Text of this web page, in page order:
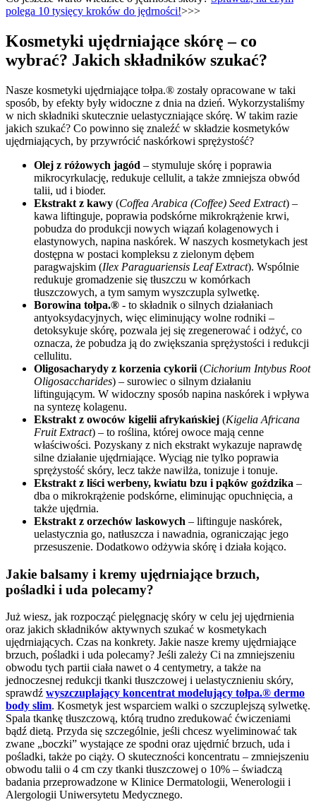
polega 10 tysięcy kroków do jędrności!>>>
Kosmetyki ujędrniające skórę – co
wybrać? Jakich składników szukać?
Nasze kosmetyki ujędrniające tołpa.® zostały opracowane w taki
sposób, by efekty były widoczne z dnia na dzień. Wykorzystaliśmy
w nich składniki skutecznie uelastyczniające skórę. W takim razie
jakich szukać? Co powinno się znaleźć w składzie kosmetyków
ujędrniających, by przywrócić naskórkowi sprężystość?
Olej z różowych jagód – stymuluje skórę i poprawia
mikrocyrkulację, redukuje cellulit, a także zmniejsza obwód
talii, ud i bioder.
Ekstrakt z kawy (Coffea Arabica (Coffee) Seed Extract) –
kawa liftinguje, poprawia podskórne mikrokrążenie krwi,
pobudza do produkcji nowych wiązań kolagenowych i
elastynowych, napina naskórek. W naszych kosmetykach jest
dostępna w postaci kompleksu z zielonym dębem
paragwajskim (Ilex Paraguariensis Leaf Extract). Wspólnie
redukuje gromadzenie się tłuszczu w komórkach
tłuszczowych, a tym samym wyszczupla sylwetkę.
Borowina tołpa.® - to składnik o silnych działaniach
antyoksydacyjnych, więc eliminujący wolne rodniki –
detoksykuje skórę, pozwala jej się zregenerować i odżyć, co
oznacza, że pobudza ją do zwiększania sprężystości i redukcji
cellulitu.
Oligosacharydy z korzenia cykorii (Cichorium Intybus Root
Oligosaccharides) – surowiec o silnym działaniu
liftingującym. W widoczny sposób napina naskórek i wpływa
na syntezę kolagenu.
Ekstrakt z owoców kigelii afrykańskiej (Kigelia Africana
Fruit Extract) – to roślina, której owoce mają cenne
właściwości. Pozyskany z nich ekstrakt wykazuje naprawdę
silne działanie ujędrniające. Wyciąg nie tylko poprawia
sprężystość skóry, lecz także nawilża, tonizuje i tonuje.
Ekstrakt z liści werbeny, kwiatu bzu i pąków goździka –
dba o mikrokrążenie podskórne, eliminując opuchnięcia, a
także ujędrnia.
Ekstrakt z orzechów laskowych – liftinguje naskórek,
uelastycznia go, natłuszcza i nawadnia, ograniczając jego
przesuszenie. Dodatkowo odżywia skórę i działa kojąco.
Jakie balsamy i kremy ujędrniające brzuch,
pośladki i uda polecamy?
Już wiesz, jak rozpocząć pielęgnację skóry w celu jej ujędrnienia
oraz jakich składników aktywnych szukać w kosmetykach
ujędrniających. Czas na konkrety. Jakie nasze kremy ujędrniające
brzuch, pośladki i uda polecamy? Jeśli zależy Ci na zmniejszeniu
obwodu tych partii ciała nawet o 4 centymetry, a także na
jednoczesnej redukcji tkanki tłuszczowej i uelastycznieniu skóry,
sprawdź wyszczuplający koncentrat modelujący tołpa.® dermo
body slim. Kosmetyk jest wsparciem walki o szczuplejszą sylwetkę.
Spala tkankę tłuszczową, którą trudno zredukować ćwiczeniami
bądź dietą. Przyda się szczególnie, jeśli chcesz wyeliminować tak
zwane „boczki” wystające ze spodni oraz ujędrnić brzuch, uda i
pośladki, także po ciąży. O skuteczności koncentratu – zmniejszeniu
obwodu talii o 4 cm czy tkanki tłuszczowej o 10% – świadczą
badania przeprowadzone w Klinice Dermatologii, Wenerologii i
Alergologii Uniwersytetu Medycznego.